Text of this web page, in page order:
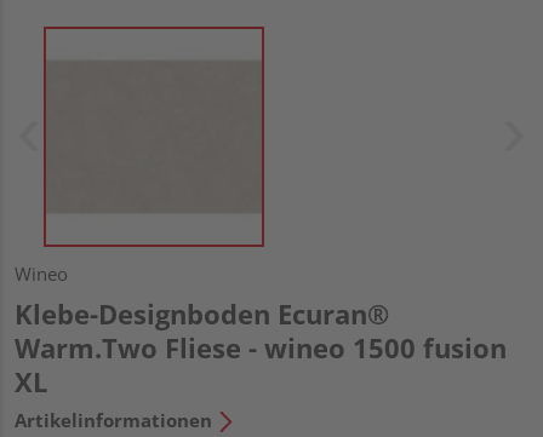
Wineo
Klebe-Designboden Ecuran®
Warm.Two Fliese - wineo 1500 fusion
XL
Artikelinformationen